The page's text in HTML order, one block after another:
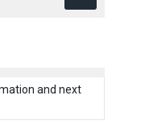
and next